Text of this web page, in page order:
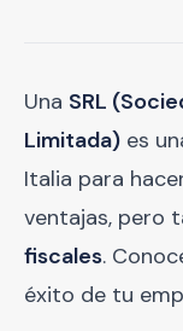
Una SRL
Limitada) es
Italia para
ventajas, pero
fiscales.
éxito de tu